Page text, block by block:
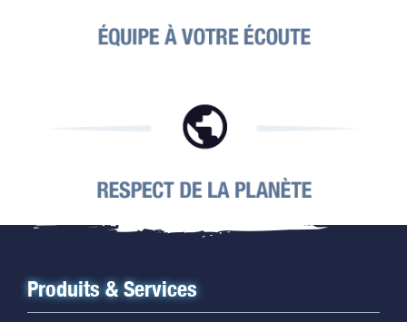
Produits & Services